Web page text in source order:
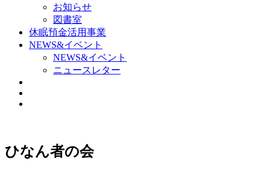
お知らせ
図書室
休眠預金活用事業
NEWS&イベント
NEWS&イベント
ニュースレター
ひなん者の会